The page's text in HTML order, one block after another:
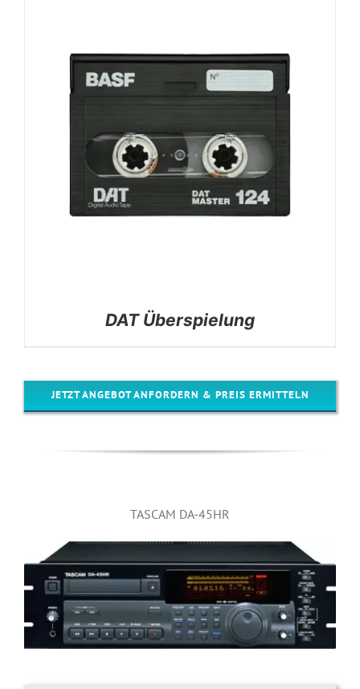
DAT Überspielung
JETZT ANGEBOT ANFORDERN & PREIS ERMITTELN
TASCAM DA-45HR